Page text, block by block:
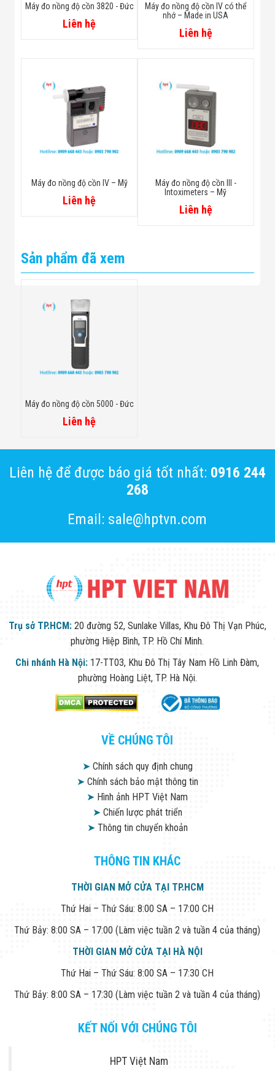
Máy đo nồng độ cồn 3820 - Đức
Liên hệ
Máy đo nồng độ cồn IV có thể
nhớ – Made in USA
Liên hệ
Máy đo nồng độ cồn IV – Mỹ
Liên hệ
Máy đo nồng độ cồn III -
Intoximeters – Mỹ
Liên hệ
Sản phẩm đã xem
Máy đo nồng độ cồn 5000 - Đức
Liên hệ
Liên hệ để được báo giá tốt nhất: 0916 244
268
Email: sale@hptvn.com
Trụ sở TP.HCM: 20 đường 52, Sunlake Villas, Khu Đô Thị Vạn Phúc,
phường Hiệp Bình, TP. Hồ Chí Minh.
Chi nhánh Hà Nội: 17-TT03, Khu Đô Thị Tây Nam Hồ Linh Đàm,
phường Hoàng Liệt, TP. Hà Nội.
VỀ CHÚNG TÔI
➤Chính sách quy định chung
➤Chính sách bảo mật thông tin
➤ Hình ảnh HPT Việt Nam
➤Chiến lược phát triển
➤Thông tin chuyển khoản
THÔNG TIN KHÁC
THỜI GIAN MỞ CỬA TẠI TP.HCM
Thứ Hai – Thứ Sáu: 8:00 SA – 17:00 CH
Thứ Bảy: 8:00 SA – 17:00 (Làm việc tuần 2 và tuần 4 của tháng)
THỜI GIAN MỞ CỬA TẠI HÀ NỘI
Thứ Hai – Thứ Sáu: 8:00 SA – 17:30 CH
Thứ Bảy: 8:00 SA – 17:30 (Làm việc tuần 2 và tuần 4 của tháng)
KẾT NỐI VỚI CHÚNG TÔI
HPT Việt Nam